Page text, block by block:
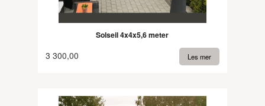
Solseil 4x4x5,6 meter
3 300,00 Les mer